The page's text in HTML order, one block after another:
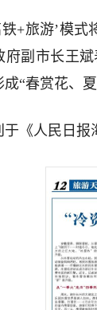
铁+旅游’模
府副市长王
成“春赏花、
于《人民日报